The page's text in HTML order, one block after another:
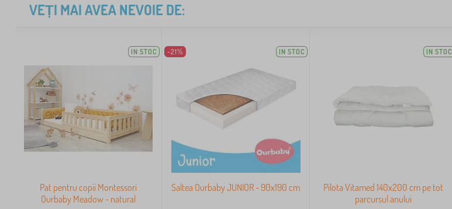
VEȚI MAI AVEA NEVOIE DE:
IN STOC
Pat pentru copii Montessori
Ourbaby Meadow - natural
-21% IN STOC
Saltea Ourbaby JUNIOR - 90x190 cm
IN STOC
Pilota Vitamed 140x200 cm pe tot
parcursul anului